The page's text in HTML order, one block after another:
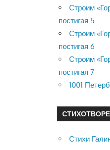
Строим
постигая 5
Строим
постигая 6
Строим
постигая 7
1001
Стихи